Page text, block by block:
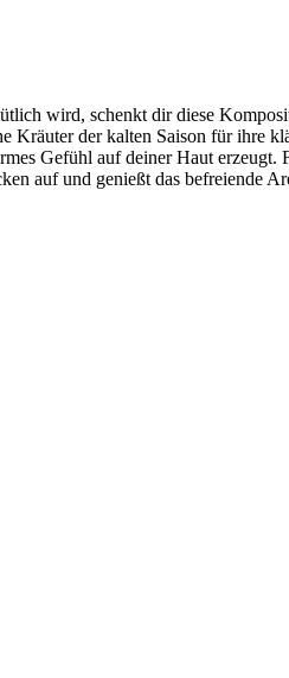
wird, schenkt dir diese
Kräuter der kalten Saison für ihre
Gefühl auf deiner Haut erzeugt.
auf und genießt das befreiende